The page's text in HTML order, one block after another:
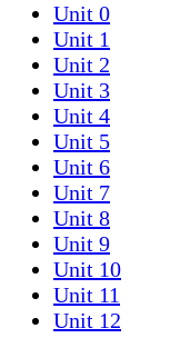
Unit 0
Unit 1
Unit 2
Unit 3
Unit 4
Unit 5
Unit 6
Unit 7
Unit 8
Unit 9
Unit 10
Unit 11
Unit 12